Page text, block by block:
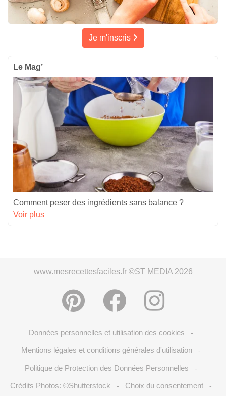
Je m'inscris
Le Mag’
Comment peser des ingrédients sans balance ?
Voir plus
www.mesrecettesfaciles.fr ©ST MEDIA 2026
Données personnelles et utilisation des cookies -
Mentions légales et conditions générales d'utilisation -
Politique de Protection des Données Personnelles -
Crédits Photos: ©Shutterstock - Choix du consentement -